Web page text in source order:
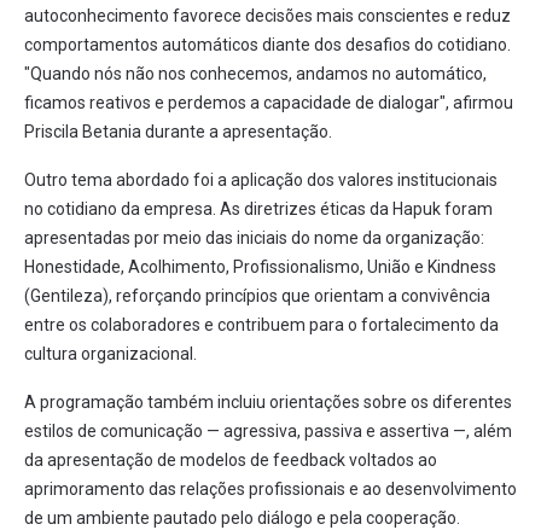
autoconhecimento favorece decisões mais conscientes e reduz
comportamentos automáticos diante dos desafios do cotidiano.
"Quando nós não nos conhecemos, andamos no automático,
ficamos reativos e perdemos a capacidade de dialogar", afirmou
Priscila Betania durante a apresentação.
Outro tema abordado foi a aplicação dos valores institucionais
no cotidiano da empresa. As diretrizes éticas da Hapuk foram
apresentadas por meio das iniciais do nome da organização:
Honestidade, Acolhimento, Profissionalismo, União e Kindness
(Gentileza), reforçando princípios que orientam a convivência
entre os colaboradores e contribuem para o fortalecimento da
cultura organizacional.
A programação também incluiu orientações sobre os diferentes
estilos de comunicação — agressiva, passiva e assertiva —, além
da apresentação de modelos de feedback voltados ao
aprimoramento das relações profissionais e ao desenvolvimento
de um ambiente pautado pelo diálogo e pela cooperação.